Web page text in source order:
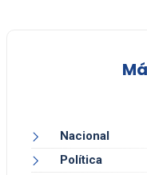
Nacional
Política